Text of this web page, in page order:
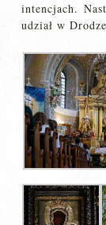
intencjach.
udział w